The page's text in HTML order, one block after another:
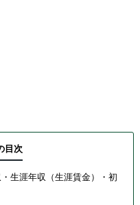
目次
生涯年収（生涯賃金）・初